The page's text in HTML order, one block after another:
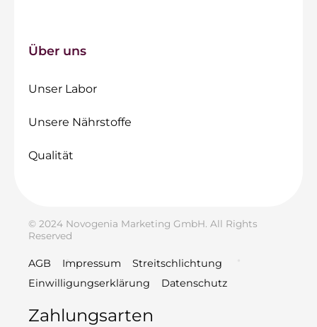
Über uns
Unser Labor
Unsere Nährstoffe
Qualität
© 2024 Novogenia Marketing GmbH. All Rights
Reserved
AGB Impressum
Streitschlichtung
Einwilligungserklärung
Datenschutz
Zahlungsarten